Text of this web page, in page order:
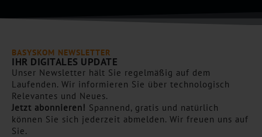
BASYSKOM NEWSLETTER
IHR DIGITALES UPDATE
Unser Newsletter hält Sie regelmäßig auf dem
Laufenden. Wir informieren Sie über technologisch
Relevantes und Neues.
Jetzt abonnieren! Spannend, gratis und natürlich
können Sie sich jederzeit abmelden. Wir freuen uns auf
Sie.